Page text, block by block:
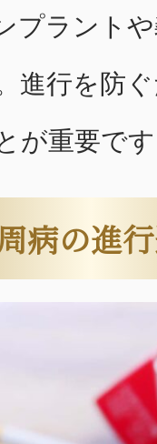
プラント
進行を防
が重要で
病の進